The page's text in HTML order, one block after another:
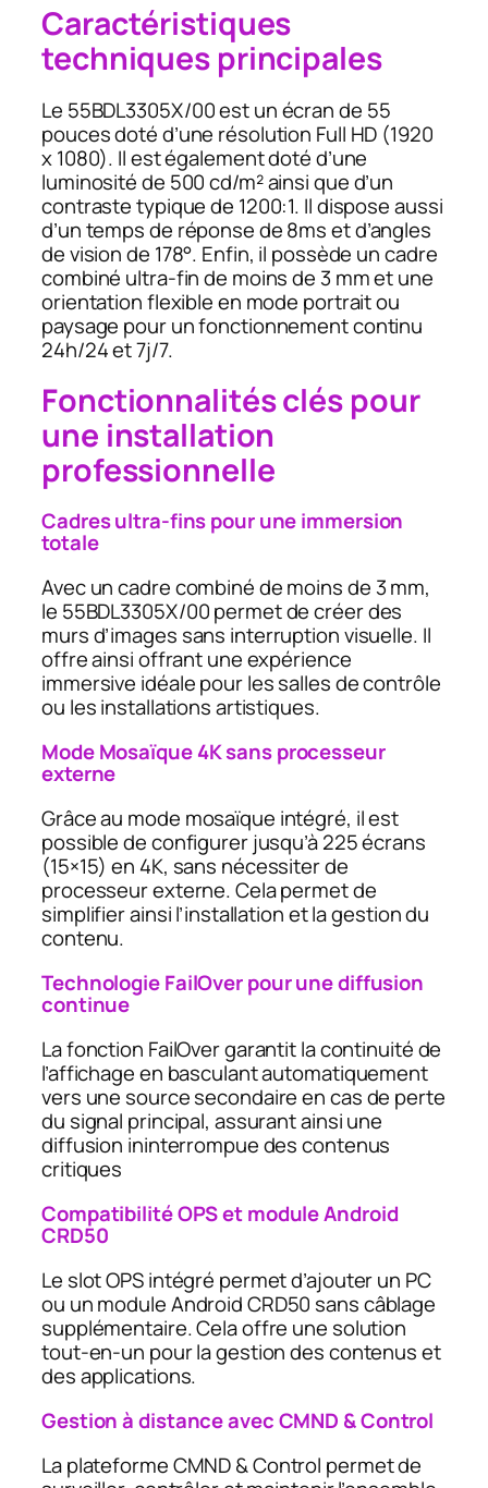
Caractéristiques
techniques principales
Le 55BDL3305X/00 est un écran de 55
pouces doté d’une résolution Full HD (1920
x 1080). Il est également doté d’une
luminosité de 500 cd/m² ainsi que d’un
contraste typique de 1200:1. Il dispose aussi
d’un temps de réponse de 8ms et d’angles
de vision de 178°. Enfin, il possède un cadre
combiné ultra-fin de moins de 3 mm et une
orientation flexible en mode portrait ou
paysage pour un fonctionnement continu
24h/24 et 7j/7.
Fonctionnalités clés pour
une installation
professionnelle
Cadres ultra-fins pour une immersion
totale
Avec un cadre combiné de moins de 3 mm,
le 55BDL3305X/00 permet de créer des
murs d’images sans interruption visuelle. Il
offre ainsi offrant une expérience
immersive idéale pour les salles de contrôle
ou les installations artistiques.
Mode Mosaïque 4K sans processeur
externe
Grâce au mode mosaïque intégré, il est
possible de configurer jusqu’à 225 écrans
(15×15) en 4K, sans nécessiter de
processeur externe. Cela permet de
simplifier ainsi l’installation et la gestion du
contenu.
Technologie FailOver pour une diffusion
continue
La fonction FailOver garantit la continuité de
l’affichage en basculant automatiquement
vers une source secondaire en cas de perte
du signal principal, assurant ainsi une
diffusion ininterrompue des contenus
critiques
Compatibilité OPS et module Android
CRD50
Le slot OPS intégré permet d’ajouter un PC
ou un module Android CRD50 sans câblage
supplémentaire. Cela offre une solution
tout-en-un pour la gestion des contenus et
des applications.
Gestion à distance avec CMND & Control
La plateforme CMND & Control permet de